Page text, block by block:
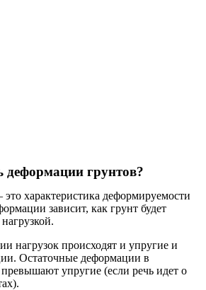
деформации грунтов?
характеристика деформируемости
зависит, как грунт будет
нагрузок происходят и упругие и
Остаточные деформации в
упругие (если речь идет о